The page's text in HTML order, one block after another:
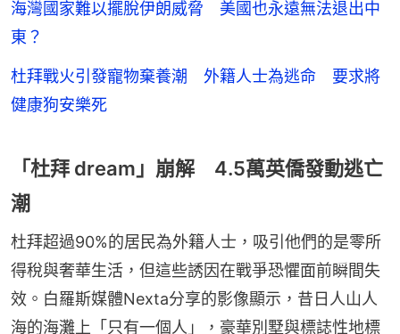
海灣國家難以擺脫伊朗威脅 美國也永遠無法退出中
東？
杜拜戰火引發寵物棄養潮 外籍人士為逃命 要求將
健康狗安樂死
「杜拜 dream」崩解 4.5萬英僑發動逃亡
潮
杜拜超過90%的居民為外籍人士，吸引他們的是零所
得稅與奢華生活，但這些誘因在戰爭恐懼面前瞬間失
效。白羅斯媒體Nexta分享的影像顯示，昔日人山人
海的海灘上「只有一個人」，豪華別墅與標誌性地標